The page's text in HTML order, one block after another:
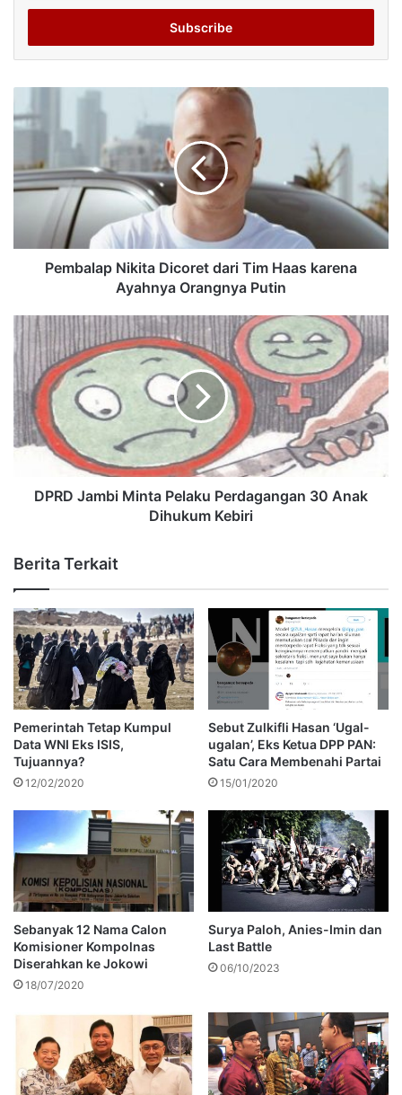
Email
Pembalap Nikita Dicoret dari Tim Haas karena
Ayahnya Orangnya Putin
DPRD Jambi Minta Pelaku Perdagangan 30 Anak
Dihukum Kebiri
Berita Terkait
Pemerintah Tetap Kumpul
Data WNI Eks ISIS,
Tujuannya?
12/02/2020
Sebut Zulkifli Hasan ‘Ugal-
ugalan’, Eks Ketua DPP PAN:
Satu Cara Membenahi Partai
15/01/2020
Sebanyak 12 Nama Calon
Komisioner Kompolnas
Diserahkan ke Jokowi
18/07/2020
Surya Paloh, Anies-Imin dan
Last Battle
06/10/2023